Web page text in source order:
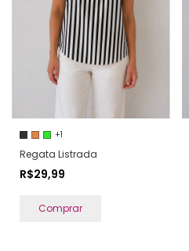
+1
Regata Listrada
R$29,99
Comprar